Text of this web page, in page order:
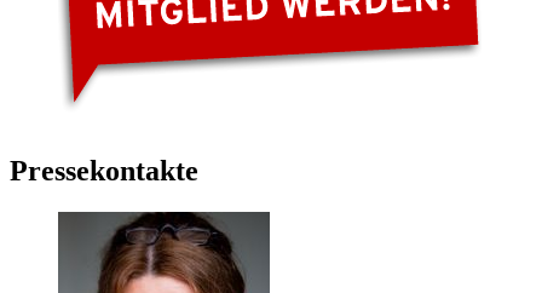
Pressekontakte